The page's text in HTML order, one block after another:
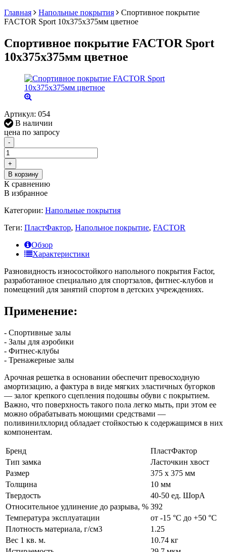
Главная
Напольные покрытия
Спортивное покрытие
FACTOR Sport 10х375х375мм цветное
Спортивное покрытие FACTOR Sport
10х375х375мм цветное
Артикул: 054
В наличии
цена по запросу
-
+
В корзину
К сравнению
В избранное
Категории: Напольные покрытия
Теги: ПластФактор, Напольное покрытие, FACTOR
Обзор
Характеристики
Разновидность износостойкого напольного покрытия Factor,
разработанное специально для спортзалов, фитнес-клубов и
помещений для занятий спортом в детских учреждениях.
Применение:
- Спортивные залы
- Залы для аэробики
- Фитнес-клубы
- Тренажерные залы
Арочная решетка в основании обеспечит превосходную
амортизацию, а фактура в виде мягких эластичных бугорков
— залог крепкого сцепления подошвы обуви с покрытием.
Важно, что поверхность такого пола легко мыть, при этом ее
можно обрабатывать моющими средствами —
поливинилхлорид обладает стойкостью к содержащимся в них
компонентам.
Бренд
ПластФактор
Тип замка
Ласточкин хвост
Размер
375 х 375 мм
Толщина
10 мм
Твердость
40-50 ед. ШорА
Относительное удлинение до разрыва, % 392
Температура эксплуатации
от -15 °С до +50 °С
Плотность материала, г/см3
1.25
Вес 1 кв. м.
10.74 кг